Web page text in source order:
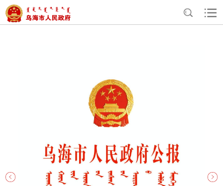
首页>政务公开 > 政府公报